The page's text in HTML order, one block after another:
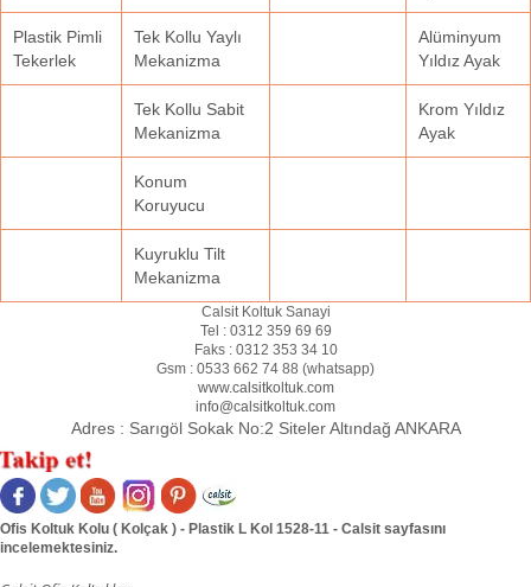
Plastik Pimli
Tekerlek
Tek Kollu Yaylı
Mekanizma
Alüminyum
Yıldız Ayak
Tek Kollu Sabit
Mekanizma
Krom Yıldız
Ayak
Konum
Koruyucu
Kuyruklu Tilt
Mekanizma
Calsit Koltuk Sanayi
Tel : 0312 359 69 69
Faks : 0312 353 34 10
Gsm : 0533 662 74 88 (whatsapp)
www.calsitkoltuk.com
info@calsitkoltuk.com
Adres : Sarıgöl Sokak No:2 Siteler Altındağ ANKARA
Ofis Koltuk Kolu ( Kolçak ) - Plastik L Kol 1528-11 - Calsit sayfasını
incelemektesiniz.